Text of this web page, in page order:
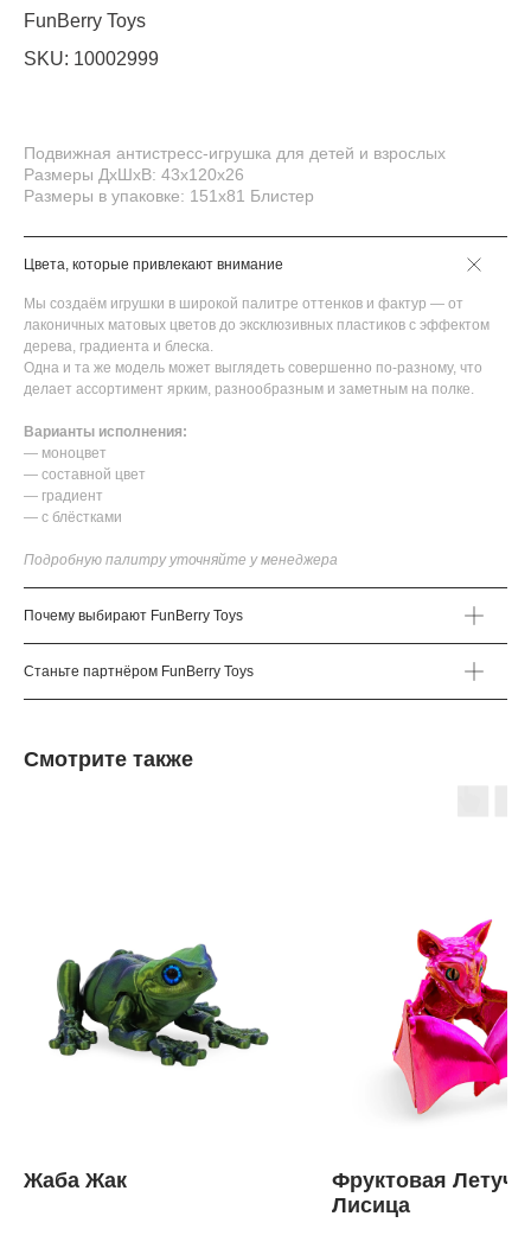
FunBerry Toys
SKU: 10002999
Подвижная антистресс-игрушка для детей и взрослых
Размеры ДхШхВ: 43х120х26
Размеры в упаковке: 151х81 Блистер
Цвета, которые привлекают внимание
Мы создаём игрушки в широкой палитре оттенков и фактур — от
лаконичных матовых цветов до эксклюзивных пластиков с эффектом
дерева, градиента и блеска.
Одна и та же модель может выглядеть совершенно по-разному, что
делает ассортимент ярким, разнообразным и заметным на полке.
Варианты исполнения:
— моноцвет
— составной цвет
— градиент
— с блёстками
Подробную палитру уточняйте у менеджера
Почему выбирают FunBerry Toys
Станьте партнёром FunBerry Toys
Смотрите также
Жаба Жак
Фруктовая
Лисица